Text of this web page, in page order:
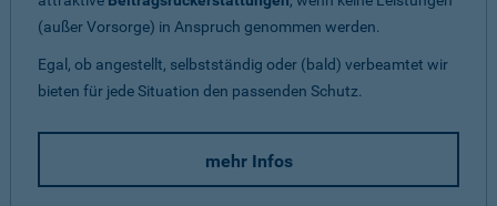
(außer Vorsorge) in Anspruch genommen werden.
Egal, ob angestellt, selbstständig oder (bald) verbeamtet wir
bieten für jede Situation den passenden Schutz.
mehr Infos